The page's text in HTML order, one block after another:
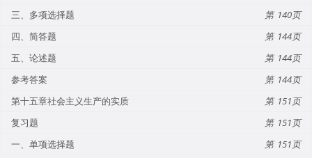
三、多项选择题
140
四、简答题
144
五、论述题
144
参考答案
144
第十五章社会主义生产的实质
151
复习题
151
一、单项选择题
151